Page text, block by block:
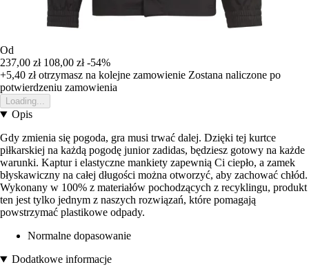
Od
237,00 zł 108,00 zł -54%
+5,40 złotrzymasz na kolejne zamowienie Zostana naliczone po
potwierdzeniu zamowienia
Loading...
Opis
Gdy zmienia się pogoda, gra musi trwać dalej. Dzięki tej kurtce
piłkarskiej na każdą pogodę junior zadidas, będziesz gotowy na każde
warunki. Kaptur i elastyczne mankiety zapewnią Ci ciepło, a zamek
błyskawiczny na całej długości można otworzyć, aby zachować chłód.
Wykonany w 100% z materiałów pochodzących z recyklingu, produkt
ten jest tylko jednym z naszych rozwiązań, które pomagają
powstrzymać plastikowe odpady.
Normalne dopasowanie
Dodatkowe informacje